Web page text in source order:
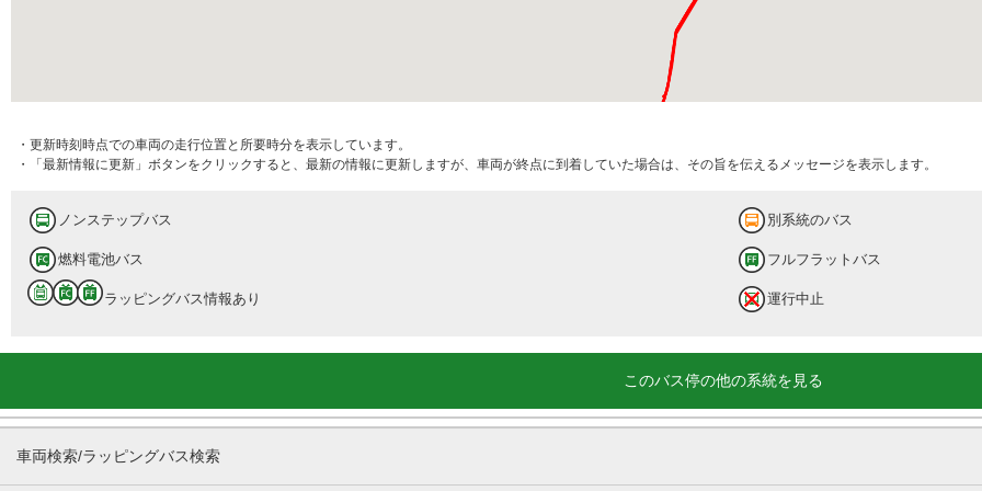
・更新時刻時点での車両の走行位置と所要時分を表示しています。
・「最新情報に更新」ボタンをクリックすると、最新の情報に更新しますが、車両が終点に到着していた場合は、その旨を伝えるメッセージを表示します。
ノンステップバス 別系統のバス
燃料電池バス フルフラットバス
ラッピングバス情報あり 運行中止
このバス停の他の系統を見る
車両検索/ラッピングバス検索